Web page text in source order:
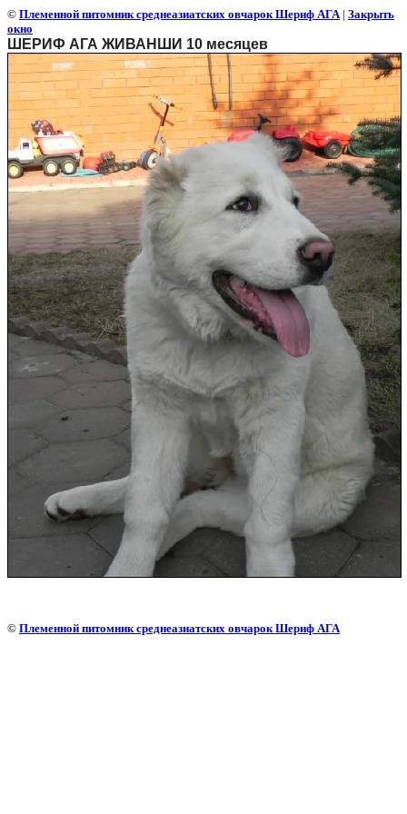
© Племенной питомник среднеазиатских овчарок Шериф АГА| Закрыть
окно
ШЕРИФ АГА ЖИВАНШИ 10 месяцев
© Племенной питомник среднеазиатских овчарок Шериф АГА